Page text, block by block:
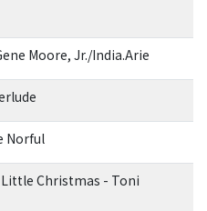
Moore, Jr./India.Arie
Norful
Little Christmas - Toni